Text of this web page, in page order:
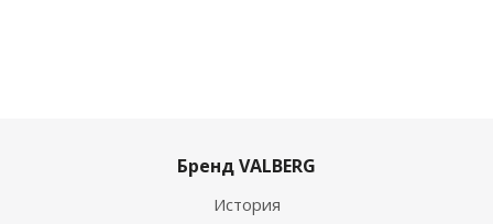
Бренд VALBERG
История